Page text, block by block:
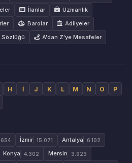
İlanlar
Uzmanlık
Barolar
Adliyeler
Sözlüğü
A'dan Z'ye Mesafeler
H İ J K L M N O
P
İzmir 15.071 Antalya 6.102
Konya 4.302 Mersin 3.923